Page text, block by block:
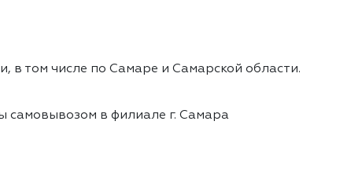
в том числе по Самаре и Самарской области.
самовывозом в филиале г. Самара